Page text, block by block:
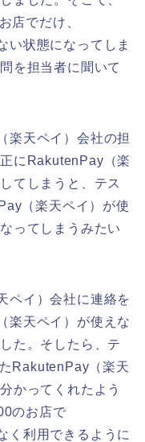
店でだけ、
い状態になってしま
を担当者に聞いて
楽天ペイ）会社の担
にRakutenPay（楽
てしまうと、テス
（楽天ペイ）が使
ってしまうみたい
ペイ）会社に連絡を
楽天ペイ）が使えな
た。そしたら、テ
RakutenPay（楽天
かってくれたよう
のお店で
く利用できるように